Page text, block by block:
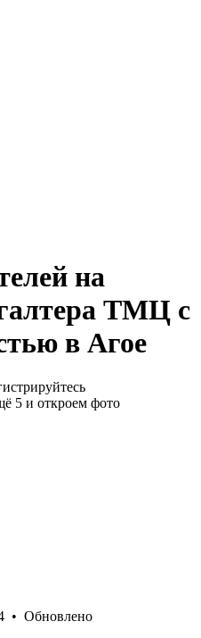
на
ТМЦ с
в Агое
5 и откроем фото
• Обновлено